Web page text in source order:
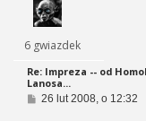
6 gwiazdek
Re: Impreza -- od
Lanosa...
P26 lut 2008, o 12:32